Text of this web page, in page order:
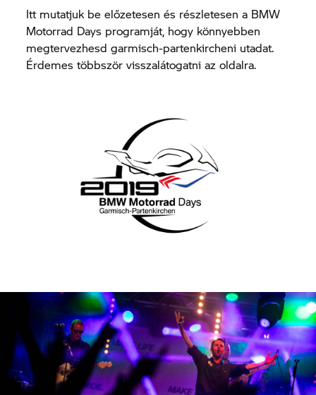
Itt mutatjuk be előzetesen és részletesen a BMW
Motorrad Days programját, hogy könnyebben
megtervezhesd garmisch-partenkircheni utadat.
Érdemes többször visszalátogatni az oldalra.